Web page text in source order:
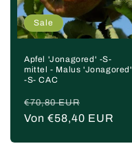
Sale
Apfel 'Jonagored' -S-
mittel - Malus 'Jonagored'
-S- CAC
Normaler
Preis
€70,80 EUR
Von €58,40 EUR